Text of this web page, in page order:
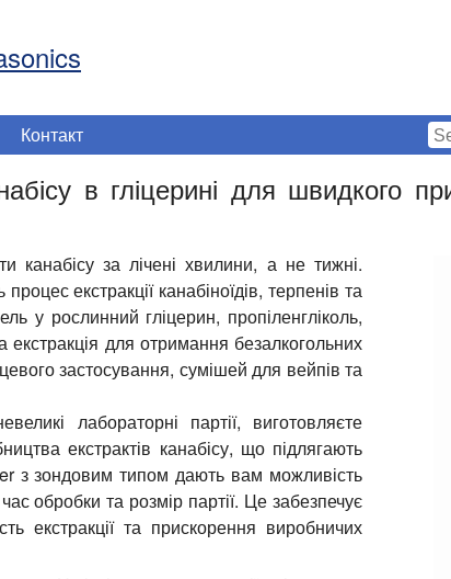
Контакт
в гліцерині для швидкого
канабісу за лічені хвилини, а не тижні.
екстракції канабіноїдів, терпенів та
у рослинний гліцерин, пропіленгліколь,
екстракція для отримання безалкогольних
застосування, сумішей для вейпів та
лабораторні партії, виготовляєте
екстрактів канабісу, що підлягають
з зондовим типом дають вам можливість
обробки та розмір партії. Це забезпечує
екстракції та прискорення виробничих